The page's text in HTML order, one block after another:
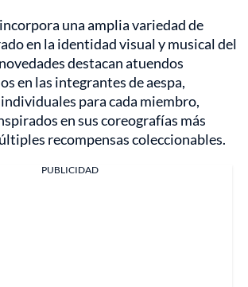
una amplia variedad de
en la identidad visual y musical del
destacan atuendos
en las integrantes de aespa,
para cada miembro,
en sus coreografías más
recompensas coleccionables.
PUBLICIDAD